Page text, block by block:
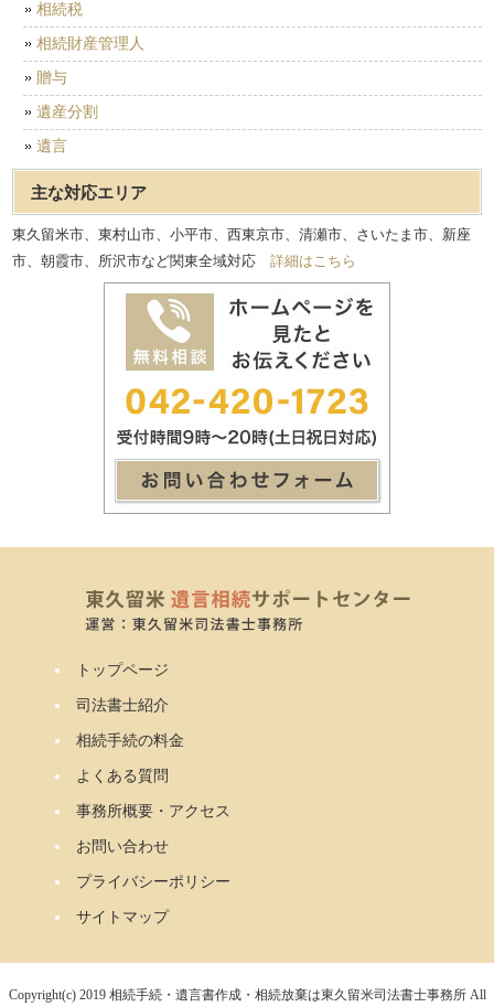
相続税
相続財産管理人
贈与
遺産分割
遺言
主な対応エリア
東久留米市、東村山市、小平市、西東京市、清瀬市、さいたま市、新座
市、朝霞市、所沢市など関東全域対応詳細はこちら
トップページ
司法書士紹介
相続手続の料金
よくある質問
事務所概要・アクセス
お問い合わせ
プライバシーポリシー
サイトマップ
Copyright(c) 2019 相続手続・遺言書作成・相続放棄は東久留米司法書士事務所 All